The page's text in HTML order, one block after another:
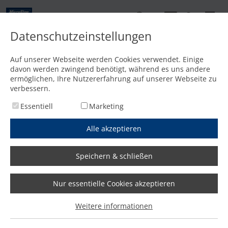
Startseite /Media/News/Wirtschaftsdelegation besucht MicroStep
Wirtschaftsdelegation besucht
MicroStep
Datenschutzeinstellungen
Auf unserer Webseite werden Cookies verwendet. Einige
davon werden zwingend benötigt, während es uns andere
ermöglichen, Ihre Nutzererfahrung auf unserer Webseite zu
verbessern.
Essentiell
Marketing
Alle akzeptieren
Speichern & schließen
Nur essentielle Cookies akzeptieren
Weitere informationen